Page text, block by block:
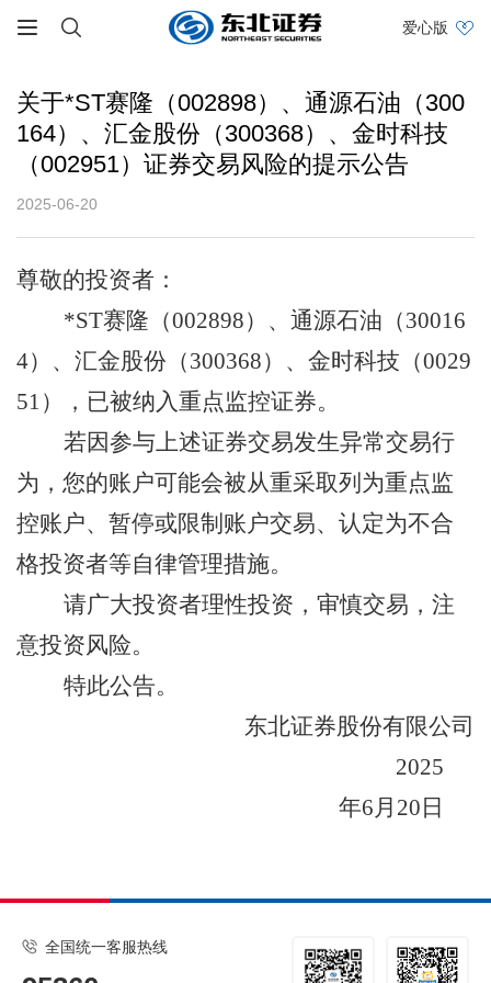
爱心版
关于*ST赛隆（002898）、通源石油（300
164）、汇金股份（300368）、金时科技
（002951）证券交易风险的提示公告
2025-06-20
尊敬的投资者：
*ST赛隆（002898）、通源石油（30016
4）、汇金股份（300368）、金时科技（0029
51），已被纳入重点监控证券。
若因参与上述证券交易发生异常交易行
为，您的账户可能会被从重采取列为重点监
控账户、暂停或限制账户交易、认定为不合
格投资者等自律管理措施。
请广大投资者理性投资，审慎交易，注
意投资风险。
特此公告。
东北证券股份有限公司
2025
年6月 20 日
全国统一客服热线